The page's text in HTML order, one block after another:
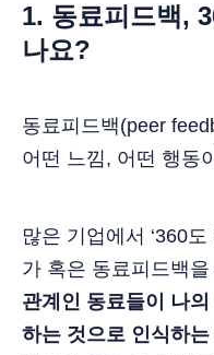
1. 동료피드백,
나요?
동료피드백(peer
어떤 느낌, 어떤 행동
많은 기업에서 ‘360
가 혹은 동료피드백
관계인 동료들이 나
하는 것으로 인식하